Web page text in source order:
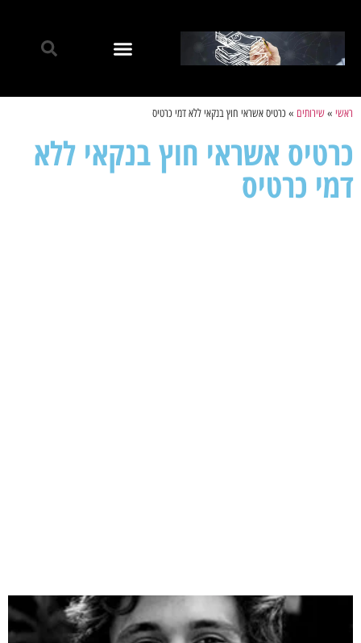
ראשי »שירותים » כרטיס אשראי חוץ בנקאי ללא דמי כרטיס
כרטיס אשראי חוץ בנקאי ללא
דמי כרטיס